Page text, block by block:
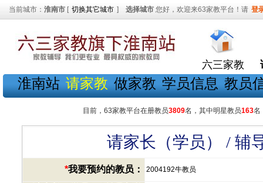
当前城市： 淮南市 [ 切换其它城市 ] 选择城市 您好，欢迎来63家教平台！请 登
六三家教
淮南站 请家教 做家教 学员信息 教员
目前，63家教平台在册教员3809名，其中明星教员163名
请家长（学员） / 辅
*我要预约的教员： 2004192牛教员